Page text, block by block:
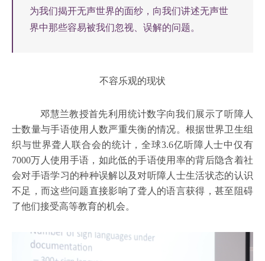
为我们揭开无声世界的面纱，向我们讲述无声世
界中那些容易被我们忽视、误解的问题。
不容乐观的现状
邓慧兰教授首先利用统计数字向我们展示了听障人
士数量与手语使用人数严重失衡的情况。根据世界卫生组
织与世界聋人联合会的统计，全球3.6亿听障人士中仅有
7000万人使用手语，如此低的手语使用率的背后隐含着社
会对手语学习的种种误解以及对听障人士生活状态的认识
不足，而这些问题直接影响了聋人的语言获得，甚至阻碍
了他们接受高等教育的机会。